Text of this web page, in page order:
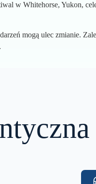
w Whitehorse, Yukon,
mogą ulec zmianie.